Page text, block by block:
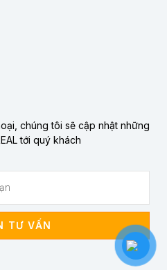
chúng tôi sẽ cập nhật những
tới quý khách
TƯ VẤN